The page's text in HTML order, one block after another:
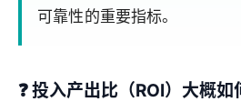
可靠性的重要指标。
❓投入产出比（ROI）大概如